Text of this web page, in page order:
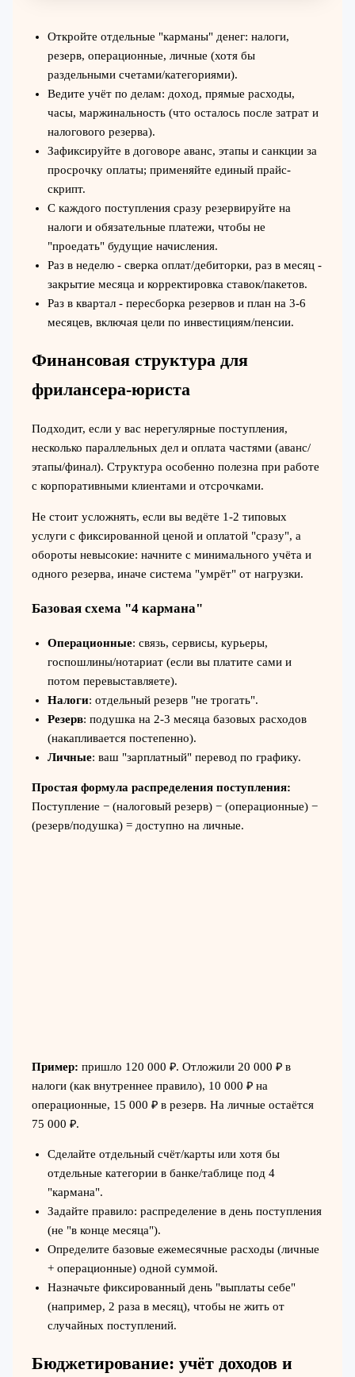
Откройте отдельные "карманы" денег: налоги,
резерв, операционные, личные (хотя бы
раздельными счетами/категориями).
Ведите учёт по делам: доход, прямые расходы,
часы, маржинальность (что осталось после затрат и
налогового резерва).
Зафиксируйте в договоре аванс, этапы и санкции за
просрочку оплаты; применяйте единый прайс-
скрипт.
С каждого поступления сразу резервируйте на
налоги и обязательные платежи, чтобы не
"проедать" будущие начисления.
Раз в неделю - сверка оплат/дебиторки, раз в месяц -
закрытие месяца и корректировка ставок/пакетов.
Раз в квартал - пересборка резервов и план на 3-6
месяцев, включая цели по инвестициям/пенсии.
Финансовая структура для
фрилансера‑юриста
Подходит, если у вас нерегулярные поступления,
несколько параллельных дел и оплата частями (аванс/
этапы/финал). Структура особенно полезна при работе
с корпоративными клиентами и отсрочками.
Не стоит усложнять, если вы ведёте 1-2 типовых
услуги с фиксированной ценой и оплатой "сразу", а
обороты невысокие: начните с минимального учёта и
одного резерва, иначе система "умрёт" от нагрузки.
Базовая схема "4 кармана"
Операционные: связь, сервисы, курьеры,
госпошлины/нотариат (если вы платите сами и
потом перевыставляете).
Налоги: отдельный резерв "не трогать".
Резерв: подушка на 2-3 месяца базовых расходов
(накапливается постепенно).
Личные: ваш "зарплатный" перевод по графику.
Простая формула распределения поступления:
Поступление − (налоговый резерв) − (операционные) −
(резерв/подушка) = доступно на личные.
Пример: пришло 120 000 ₽. Отложили 20 000 ₽ в
налоги (как внутреннее правило), 10 000 ₽ на
операционные, 15 000 ₽ в резерв. На личные остаётся
75 000 ₽.
Сделайте отдельный счёт/карты или хотя бы
отдельные категории в банке/таблице под 4
"кармана".
Задайте правило: распределение в день поступления
(не "в конце месяца").
Определите базовые ежемесячные расходы (личные
+ операционные) одной суммой.
Назначьте фиксированный день "выплаты себе"
(например, 2 раза в месяц), чтобы не жить от
случайных поступлений.
Бюджетирование: учёт доходов и